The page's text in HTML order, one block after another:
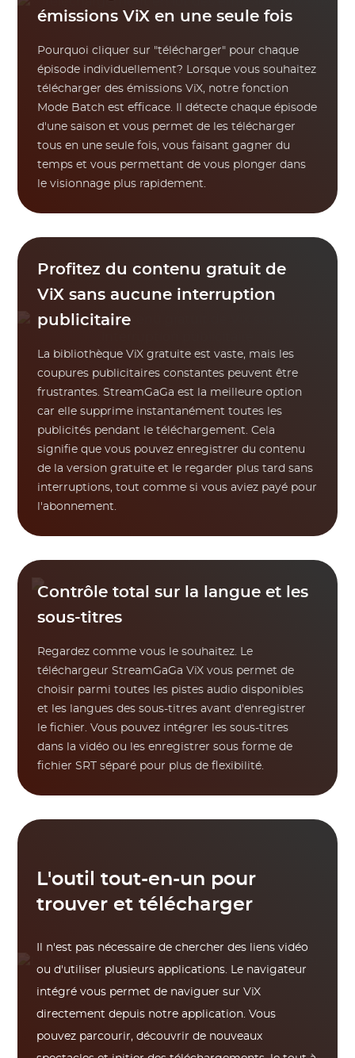
émissions ViX en une seule fois
Pourquoi cliquer sur "télécharger" pour chaque
épisode individuellement? Lorsque vous souhaitez
télécharger des émissions ViX, notre fonction
Mode Batch est efficace. Il détecte chaque épisode
d'une saison et vous permet de les télécharger
tous en une seule fois, vous faisant gagner du
temps et vous permettant de vous plonger dans
le visionnage plus rapidement.
Profitez du contenu gratuit de
ViX sans aucune interruption
publicitaire
La bibliothèque ViX gratuite est vaste, mais les
coupures publicitaires constantes peuvent être
frustrantes. StreamGaGa est la meilleure option
car elle supprime instantanément toutes les
publicités pendant le téléchargement. Cela
signifie que vous pouvez enregistrer du contenu
de la version gratuite et le regarder plus tard sans
interruptions, tout comme si vous aviez payé pour
l'abonnement.
Contrôle total sur la langue et les
sous-titres
Regardez comme vous le souhaitez. Le
téléchargeur StreamGaGa ViX vous permet de
choisir parmi toutes les pistes audio disponibles
et les langues des sous-titres avant d'enregistrer
le fichier. Vous pouvez intégrer les sous-titres
dans la vidéo ou les enregistrer sous forme de
fichier SRT séparé pour plus de flexibilité.
L'outil tout-en-un pour
trouver et télécharger
Il n'est pas nécessaire de chercher des liens vidéo
ou d'utiliser plusieurs applications. Le navigateur
intégré vous permet de naviguer sur ViX
directement depuis notre application. Vous
pouvez parcourir, découvrir de nouveaux